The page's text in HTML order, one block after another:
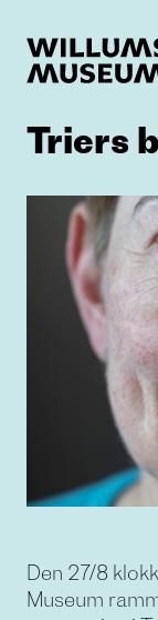
Triers
Den 27/8
Museum